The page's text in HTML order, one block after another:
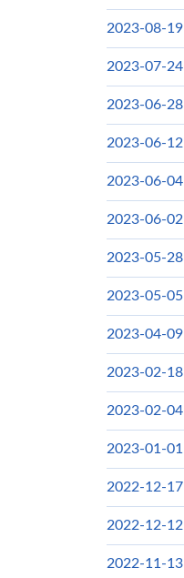
2023-08-19
2023-07-24
2023-06-28
2023-06-12
2023-06-04
2023-06-02
2023-05-28
2023-05-05
2023-04-09
2023-02-18
2023-02-04
2023-01-01
2022-12-17
2022-12-12
2022-11-13